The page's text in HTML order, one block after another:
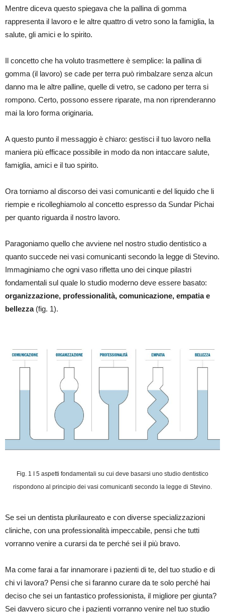
Mentre diceva questo spiegava che la pallina di gomma
rappresenta il lavoro e le altre quattro di vetro sono la famiglia, la
salute, gli amici e lo spirito.
Il concetto che ha voluto trasmettere è semplice: la pallina di
gomma (il lavoro) se cade per terra può rimbalzare senza alcun
danno ma le altre palline, quelle di vetro, se cadono per terra si
rompono. Certo, possono essere riparate, ma non riprenderanno
mai la loro forma originaria.
A questo punto il messaggio è chiaro: gestisci il tuo lavoro nella
maniera più efficace possibile in modo da non intaccare salute,
famiglia, amici e il tuo spirito.
Ora torniamo al discorso dei vasi comunicanti e del liquido che li
riempie e ricolleghiamolo al concetto espresso da Sundar Pichai
per quanto riguarda il nostro lavoro.
Paragoniamo quello che avviene nel nostro studio dentistico a
quanto succede nei vasi comunicanti secondo la legge di Stevino.
Immaginiamo che ogni vaso rifletta uno dei cinque pilastri
fondamentali sul quale lo studio moderno deve essere basato:
organizzazione, professionalità, comunicazione, empatia e
bellezza(fig. 1).
Fig. 1 I 5 aspetti fondamentali su cui deve basarsi uno studio dentistico
rispondono al principio dei vasi comunicanti secondo la legge di Stevino.
Se sei un dentista plurilaureato e con diverse specializzazioni
cliniche, con una professionalità impeccabile, pensi che tutti
vorranno venire a curarsi da te perché sei il più bravo.
Ma come farai a far innamorare i pazienti di te, del tuo studio e di
chi vi lavora? Pensi che si faranno curare da te solo perché hai
deciso che sei un fantastico professionista, il migliore per giunta?
Sei davvero sicuro che i pazienti vorranno venire nel tuo studio